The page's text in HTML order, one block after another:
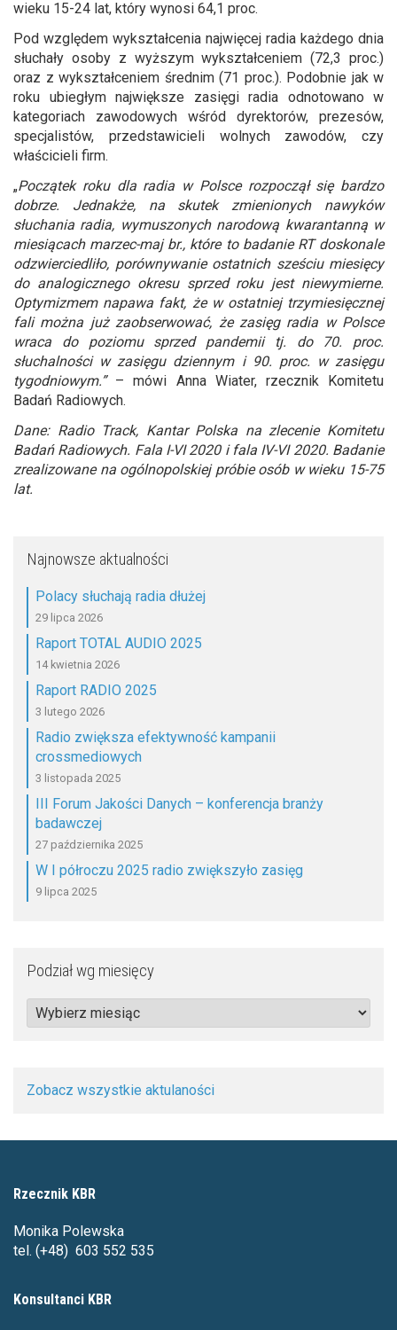
wieku 15-24 lat, który wynosi 64,1 proc.
Pod względem wykształcenia najwięcej radia każdego dnia
słuchały osoby z wyższym wykształceniem (72,3 proc.)
oraz z wykształceniem średnim (71 proc.). Podobnie jak w
roku ubiegłym największe zasięgi radia odnotowano w
kategoriach zawodowych wśród dyrektorów, prezesów,
specjalistów, przedstawicieli wolnych zawodów, czy
właścicieli firm.
„Początek roku dla radia w Polsce rozpoczął się bardzo
dobrze. Jednakże, na skutek zmienionych nawyków
słuchania radia, wymuszonych narodową kwarantanną w
miesiącach marzec-maj br., które to badanie RT doskonale
odzwierciedliło, porównywanie ostatnich sześciu miesięcy
do analogicznego okresu sprzed roku jest niewymierne.
Optymizmem napawa fakt, że w ostatniej trzymiesięcznej
fali można już zaobserwować, że zasięg radia w Polsce
wraca do poziomu sprzed pandemii tj. do 70. proc.
słuchalności w zasięgu dziennym i 90. proc. w zasięgu
tygodniowym.”– mówi Anna Wiater, rzecznik Komitetu
Badań Radiowych.
Dane: Radio Track, Kantar Polska na zlecenie Komitetu
Badań Radiowych. Fala I-VI 2020 i fala IV-VI 2020. Badanie
zrealizowane na ogólnopolskiej próbie osób w wieku 15-75
lat.
Najnowsze aktualności
Polacy słuchają radia dłużej
29 lipca 2026
Raport TOTAL AUDIO 2025
14 kwietnia 2026
Raport RADIO 2025
3 lutego 2026
Radio zwiększa efektywność kampanii
crossmediowych
3 listopada 2025
III Forum Jakości Danych – konferencja branży
badawczej
27 października 2025
W I półroczu 2025 radio zwiększyło zasięg
9 lipca 2025
Podział wg miesięcy
Podział
wg
Zobacz wszystkie aktulaności
Rzecznik KBR
Monika Polewska
tel. (+48) 603 552 535
Konsultanci KBR